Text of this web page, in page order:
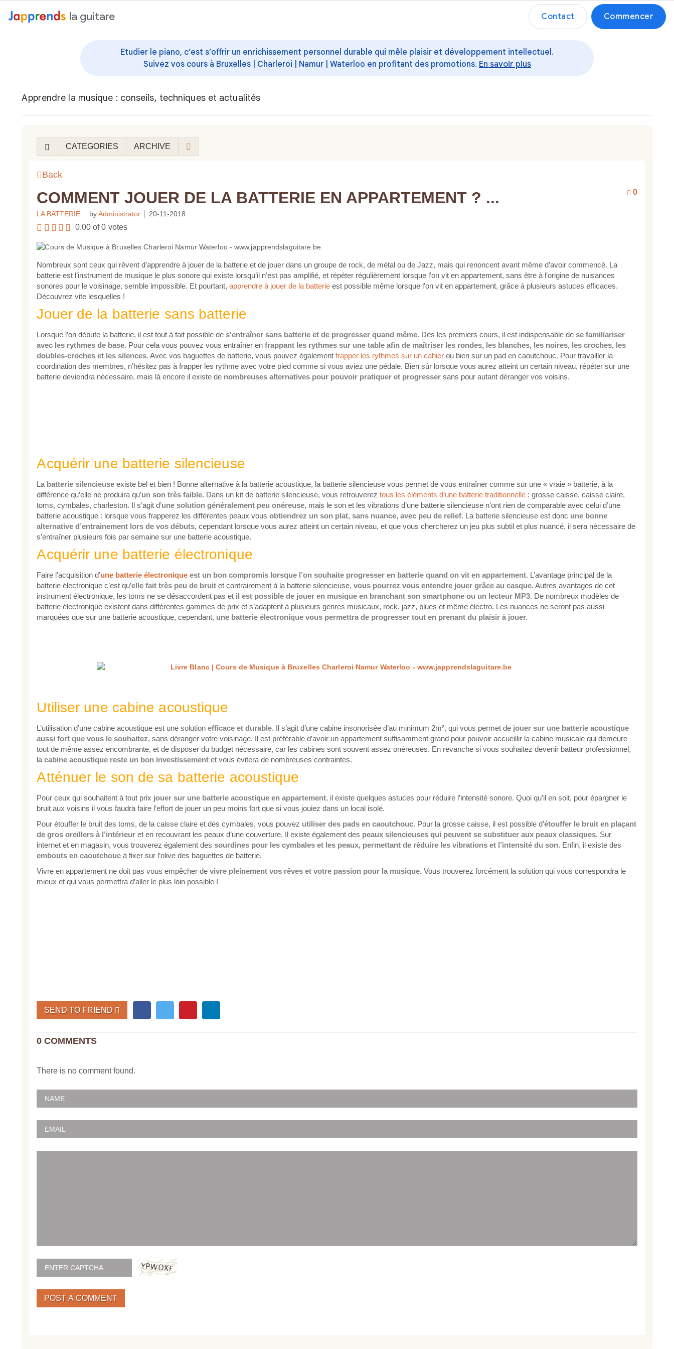
contenu la guitare Contact Commencer
Etudier le piano, c’est s’offrir un enrichissement personnel durable qui mêle plaisir et développement intellectuel.
Suivez vos cours à Bruxelles | Charleroi | Namur | Waterloo en profitant des promotions. En savoir plus
Apprendre la musique : conseils, techniques et actualités
CATEGORIES ARCHIVE
Back
0
COMMENT JOUER DE LA BATTERIE EN APPARTEMENT ? ...
LA BATTERIE byAdministrator 20-11-2018
0.00 of 0 votes
Nombreux sont ceux qui rêvent d’apprendre à jouer de la batterie et de jouer dans un groupe de rock, de métal ou de Jazz, mais qui renoncent avant même d’avoir commencé. La
batterie est l’instrument de musique le plus sonore qui existe lorsqu’il n’est pas amplifié, et répéter régulièrement lorsque l’on vit en appartement, sans être à l’origine de nuisances
sonores pour le voisinage, semble impossible. Et pourtant,apprendre à jouer de la batterie est possible même lorsque l’on vit en appartement, grâce à plusieurs astuces efficaces.
Découvrez vite lesquelles !
Jouer de la batterie sans batterie
Lorsque l’on débute la batterie, il est tout à fait possible de s'entraîner sans batterie et de progresser quand même. Dès les premiers cours, il est indispensable dese familiariser
avec les rythmes de base. Pour cela vous pouvez vous entraîner en frappant les rythmes sur une table afin de maîtriser les rondes, les blanches, les noires, les croches, les
doubles-croches et les silences. Avec vos baguettes de batterie, vous pouvez égalementfrapper les rythmes sur un cahierou bien sur un pad en caoutchouc. Pour travailler la
coordination des membres, n'hésitez pas à frapper les rythme avec votre pied comme si vous aviez une pédale. Bien sûr lorsque vous aurez atteint un certain niveau, répéter sur une
batterie deviendra nécessaire, mais là encore il existe de nombreuses alternatives pour pouvoir pratiquer et progresser sans pour autant déranger vos voisins.
Acquérir une batterie silencieuse
La batterie silencieuse existe bel et bien ! Bonne alternative à la batterie acoustique, la batterie silencieuse vous permet de vous entraîner comme sur une « vraie » batterie, à la
différence qu’elle ne produira qu’un son très faible. Dans un kit de batterie silencieuse, vous retrouvereztous les éléments d’une batterie traditionnelle : grosse caisse, caisse claire,
toms, cymbales, charleston. Il s’agit d’une solution généralement peu onéreuse, mais le son et les vibrations d’une batterie silencieuse n’ont rien de comparable avec celui d’une
batterie acoustique : lorsque vous frapperez les différentes peaux vousobtiendrez un son plat, sans nuance, avec peu de relief. La batterie silencieuse est donc une bonne
alternative d’entrainement lors de vos débuts, cependant lorsque vous aurez atteint un certain niveau, et que vous chercherez un jeu plus subtil et plus nuancé, il sera nécessaire de
s’entraîner plusieurs fois par semaine sur une batterie acoustique.
Acquérir une batterie électronique
Faire l’acquisition d’une batterie électronique est un bon compromis lorsque l’on souhaite progresser en batterie quand on vit en appartement. L’avantage principal de la
batterie électronique c’est qu’elle fait très peu de bruit et contrairement à la batterie silencieuse,vous pourrez vous entendre jouer grâce au casque. Autres avantages de cet
instrument électronique, les toms ne se désaccordent pas et il est possible de jouer en musique en branchant son smartphone ou un lecteur MP3. De nombreux modèles de
batterie électronique existent dans différentes gammes de prix et s’adaptent à plusieurs genres musicaux, rock, jazz, blues et même électro. Les nuances ne seront pas aussi
marquées que sur une batterie acoustique, cependant, une batterie électronique vous permettra de progresser tout en prenant du plaisir à jouer.
Utiliser une cabine acoustique
L’utilisation d’une cabine acoustique est une solutionefficace et durable. Il s’agit d’une cabine insonorisée d’au minimum 2m², qui vous permet de jouer sur une batterie acoustique
aussi fort que vous le souhaitez, sans déranger votre voisinage. Il est préférable d’avoir un appartement suffisamment grand pour pouvoir accueillir la cabine musicale qui demeure
tout de même assez encombrante, et de disposer du budget nécessaire, car les cabines sont souvent assez onéreuses. En revanche si vous souhaitez devenir batteur professionnel,
la cabine acoustique reste un bon investissement et vous évitera de nombreuses contraintes.
Atténuer le son de sa batterie acoustique
Pour ceux qui souhaitent à tout prix jouer sur une batterie acoustique en appartement, il existe quelques astuces pour réduire l’intensité sonore. Quoi qu’il en soit, pour épargner le
bruit aux voisins il vous faudra faire l’effort de jouer un peu moins fort que si vous jouiez dans un local isolé.
Pour étouffer le bruit des toms, de la caisse claire et des cymbales, vous pouvez utiliser des pads en caoutchouc. Pour la grosse caisse, il est possible d’étouffer le bruit en plaçant
de gros oreillers à l’intérieur et en recouvrant les peaux d’une couverture. Il existe également des peaux silencieuses qui peuvent se substituer aux peaux classiques. Sur
internet et en magasin, vous trouverez également dessourdines pour les cymbales et les peaux, permettant de réduire les vibrations et l’intensité du son. Enfin, il existe des
embouts en caoutchouc à fixer sur l’olive des baguettes de batterie.
Vivre en appartement ne doit pas vous empêcher devivre pleinement vos rêves et votre passion pour la musique. Vous trouverez forcément la solution qui vous correspondra le
mieux et qui vous permettra d’aller le plus loin possible !
SEND TO FRIEND
0 COMMENTS
There is no comment found.
POST A COMMENT